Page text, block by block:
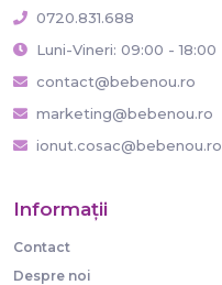
0720.831.688
Luni-Vineri: 09:00 - 18:00
contact@bebenou.ro
marketing@bebenou.ro
ionut.cosac@bebenou.ro
Informaţii
Contact
Despre noi